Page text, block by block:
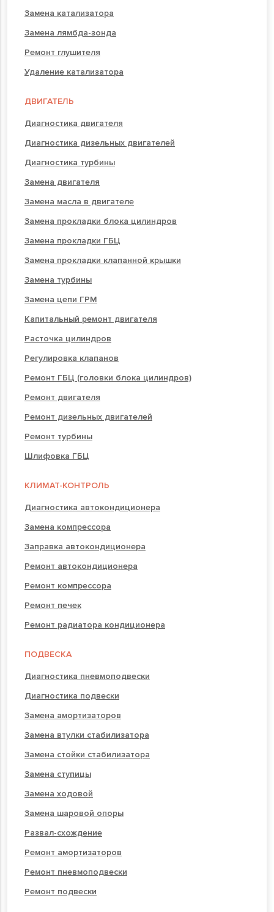
Замена катализатора
Замена лямбда-зонда
Ремонт глушителя
Удаление катализатора
ДВИГАТЕЛЬ
Диагностика двигателя
Диагностика дизельных двигателей
Диагностика турбины
Замена двигателя
Замена масла в двигателе
Замена прокладки блока цилиндров
Замена прокладки ГБЦ
Замена прокладки клапанной крышки
Замена турбины
Замена цепи ГРМ
Капитальный ремонт двигателя
Расточка цилиндров
Регулировка клапанов
Ремонт ГБЦ (головки блока цилиндров)
Ремонт двигателя
Ремонт дизельных двигателей
Ремонт турбины
Шлифовка ГБЦ
КЛИМАТ-КОНТРОЛЬ
Диагностика автокондиционера
Замена компрессора
Заправка автокондиционера
Ремонт автокондиционера
Ремонт компрессора
Ремонт печек
Ремонт радиатора кондиционера
ПОДВЕСКА
Диагностика пневмоподвески
Диагностика подвески
Замена амортизаторов
Замена втулки стабилизатора
Замена стойки стабилизатора
Замена ступицы
Замена ходовой
Замена шаровой опоры
Развал-схождение
Ремонт амортизаторов
Ремонт пневмоподвески
Ремонт подвески